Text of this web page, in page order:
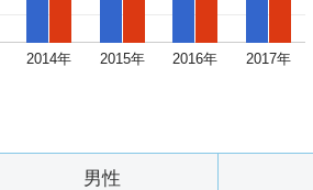
2014年 2015年 2016年 2017年
男性